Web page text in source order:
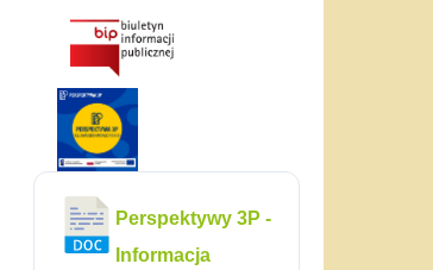
Perspektywy 3P -
Informacja